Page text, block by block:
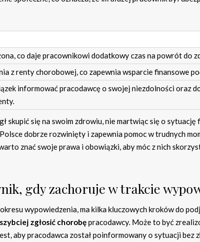
co daje pracownikowi dodatkowy czas na powrót do
z renty chorobowej, co zapewnia wsparcie finansowe
informować pracodawcę o swojej niezdolności oraz
skupić się na swoim zdrowiu, nie martwiąc się o sytuację
dobrze rozwinięty i zapewnia pomoc w trudnych
znać swoje prawa i obowiązki, aby móc z nich
gdy zachoruje w trakcie
wypowiedzenia, ma kilka kluczowych kroków do
zgłosić chorobępracodawcy. Może to być
aby pracodawca został poinformowany o sytuacji bez